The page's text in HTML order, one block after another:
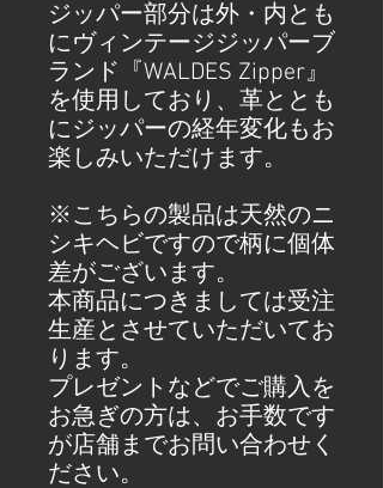
ジッパー部分は外・内とも
にヴィンテージジッパーブ
ランド『WALDES Zipper』
を使用しており、革ととも
にジッパーの経年変化もお
楽しみいただけます。
※こちらの製品は天然のニ
シキヘビですので柄に個体
差がございます。
本商品につきましては受注
生産とさせていただいてお
ります。
プレゼントなどでご購入を
お急ぎの方は、お手数です
が店舗までお問い合わせく
ださい。